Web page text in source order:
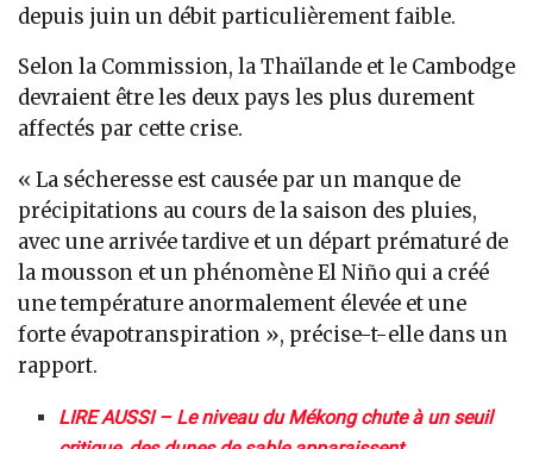
depuis juin un débit particulièrement faible.
Selon la Commission, la Thaïlande et le Cambodge
devraient être les deux pays les plus durement
affectés par cette crise.
« La sécheresse est causée par un manque de
précipitations au cours de la saison des pluies,
avec une arrivée tardive et un départ prématuré de
la mousson et un phénomène El Niño qui a créé
une température anormalement élevée et une
forte évapotranspiration », précise-t-elle dans un
rapport.
LIRE AUSSI – Le niveau du Mékong chute à un seuil